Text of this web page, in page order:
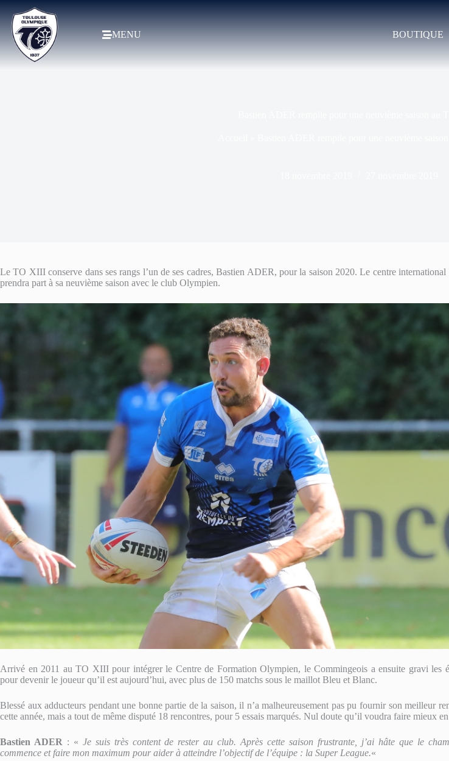
MENU BOUTIQUE
Le TO XIII conserve dans ses rangs l’un de ses cadres, Bastien ADER, pour la saison 2020. Le centre international
prendra part à sa neuvième saison avec le club Olympien.
Arrivé en 2011 au TO XIII pour intégrer le Centre de Formation Olympien, le Commingeois a ensuite gravi les
pour devenir le joueur qu’il est aujourd’hui, avec plus de 150 matchs sous le maillot Bleu et Blanc.
Blessé aux adducteurs pendant une bonne partie de la saison, il n’a malheureusement pas pu fournir son meilleur
cette année, mais a tout de même disputé 18 rencontres, pour 5 essais marqués. Nul doute qu’il voudra faire mieux
Bastien ADER : « Je suis très content de rester au club. Après cette saison frustrante, j’ai hâte que le
commence et faire mon maximum pour aider à atteindre l’objectif de l’équipe : la Super League.«